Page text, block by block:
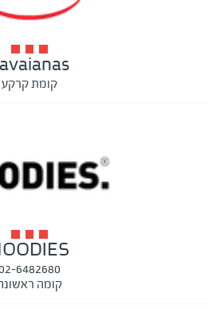
קומת קרקע
6482680
קומה